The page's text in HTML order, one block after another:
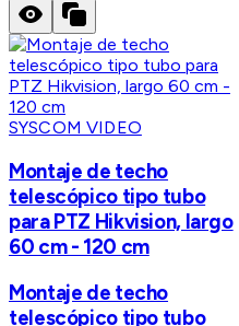
SYSCOM VIDEO
Montaje de techo
telescópico tipo tubo
para PTZ Hikvision, largo
60 cm - 120 cm
Montaje de techo
telescópico tipo tubo